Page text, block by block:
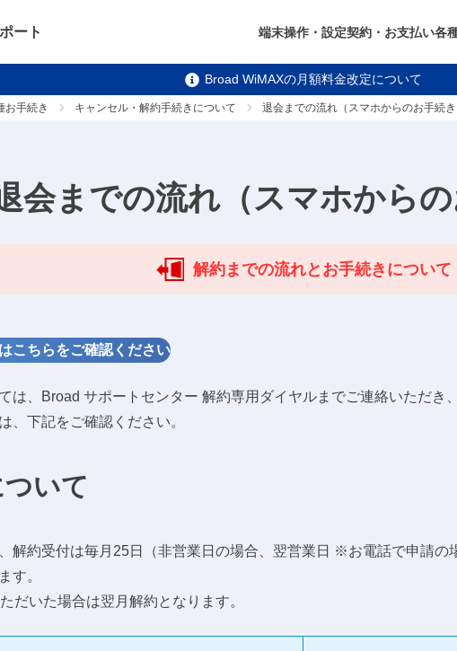
ート 端末操作・設定契約・お支払い各
Broad WiMAXの月額料金改定について
お手続き キャンセル・解約手続きについて 退会までの流れ（スマホからのお手続き
会までの流れ（スマホからの
解約までの流れとお手続きについて
こちらをご確認ください
は、Broad サポートセンター 解約専用ダイヤルまでご連絡いただき
、下記をご確認ください。
いて
解約受付は毎月25日（非営業日の場合、翌営業日 ※お電話で申請の
す。
だいた場合は翌月解約となります。